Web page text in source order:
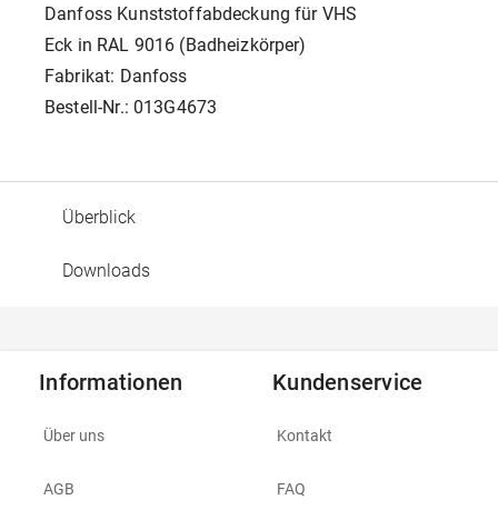
Danfoss Kunststoffabdeckung für VHS
Eck in RAL 9016 (Badheizkörper)
Fabrikat: Danfoss
Bestell-Nr.: 013G4673
Überblick
Downloads
Informationen
Über uns
AGB
Kundenservice
Kontakt
FAQ